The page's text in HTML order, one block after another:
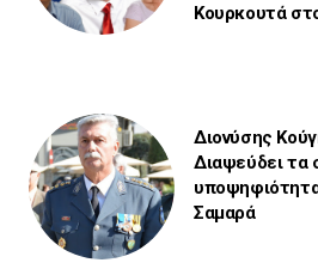
Κουρκουτά
Διονύσης
Διαψεύδει τα
Σαμαρά